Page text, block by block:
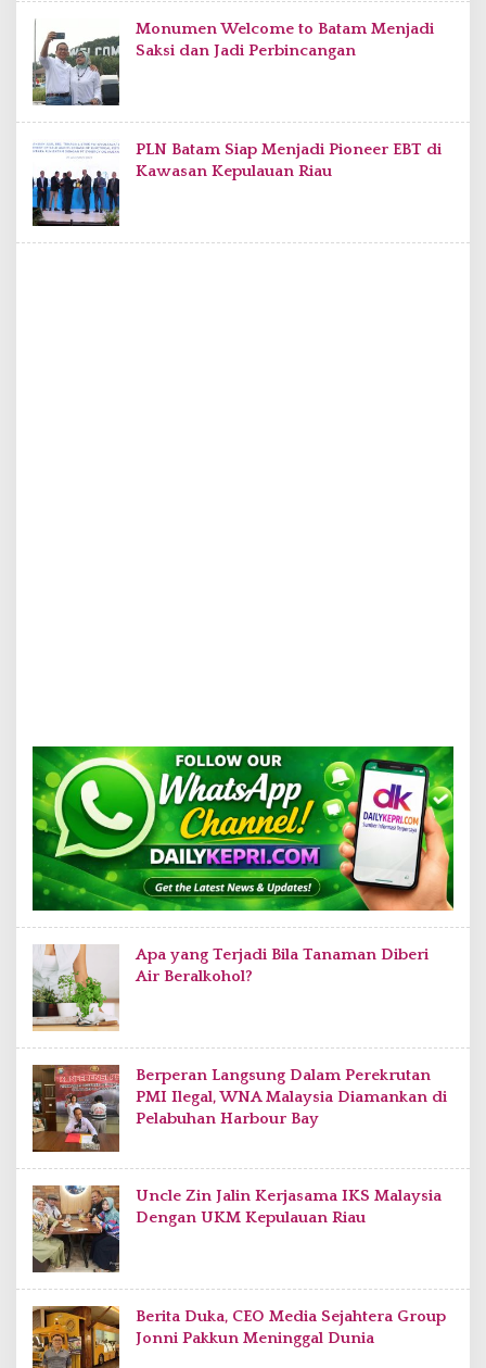
Monumen Welcome to Batam Menjadi
Saksi dan Jadi Perbincangan
PLN Batam Siap Menjadi Pioneer EBT di
Kawasan Kepulauan Riau
Apa yang Terjadi Bila Tanaman Diberi
Air Beralkohol?
Berperan Langsung Dalam Perekrutan
PMI Ilegal, WNA Malaysia Diamankan di
Pelabuhan Harbour Bay
Uncle Zin Jalin Kerjasama IKS Malaysia
Dengan UKM Kepulauan Riau
Berita Duka, CEO Media Sejahtera Group
Jonni Pakkun Meninggal Dunia